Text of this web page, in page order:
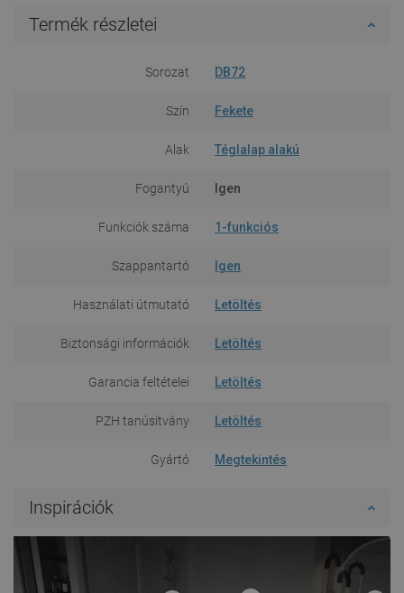
Termék részletei
Sorozat DB72
Szín Fekete
Alak Téglalap alakú
Fogantyú Igen
Funkciók száma 1-funkciós
Szappantartó Igen
Használati útmutató Letöltés
Biztonsági információk Letöltés
Garancia feltételei Letöltés
PZH tanúsítvány Letöltés
Gyártó Megtekintés
Inspirációk